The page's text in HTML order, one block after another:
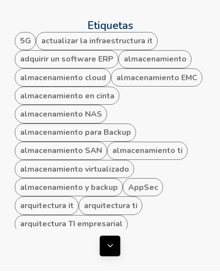
Etiquetas
5G
actualizar la infraestructura it
adquirir un software ERP
almacenamiento
almacenamiento cloud
almacenamiento EMC
almacenamiento en cinta
almacenamiento NAS
almacenamiento para Backup
almacenamiento SAN
almacenamiento ti
almacenamiento virtualizado
almacenamiento y backup
AppSec
arquitectura it
arquitectura ti
arquitectura TI empresarial
Mostrar todas las etiquetas